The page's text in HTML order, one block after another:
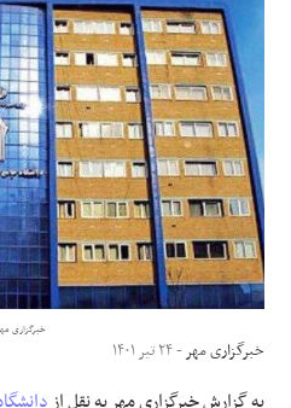
ورزشی
جهان
اجتماعی
حوادث
علوم و فن آوری
فرهنگی و هنری
خبرگزاری
خبرگزاری مهر- ۲۴ تیر ۱۴۰۱
به گزارش خبرگزاری مهر به نقل از